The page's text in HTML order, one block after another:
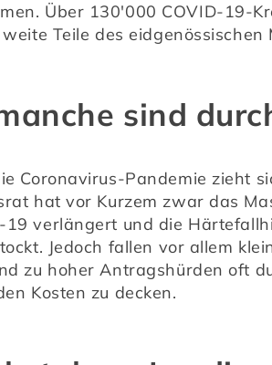
Über 130'000 COVID-19-
Teile des
sind
Coronavirus-Pandemie zieht
hat vor Kurzem zwar das
19 verlängert und die
Jedoch fallen vor allem
zu hoher Antragshürden oft
Kosten zu decken.